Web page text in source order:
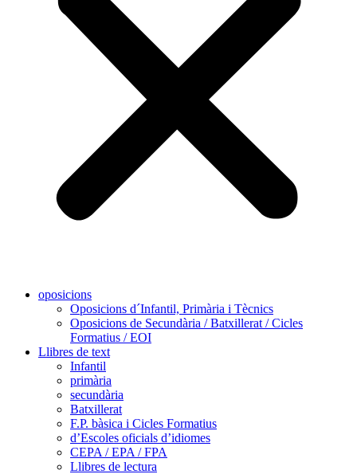
oposicions
Oposicions d´Infantil, Primària i Tècnics
Oposicions de Secundària / Batxillerat / Cicles
Formatius / EOI
Llibres de text
Infantil
primària
secundària
Batxillerat
F.P. bàsica i Cicles Formatius
d’Escoles oficials d’idiomes
CEPA / EPA / FPA
Llibres de lectura